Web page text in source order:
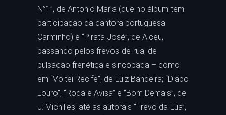
N°1”, de Antonio Maria (que no álbum tem
participação da cantora portuguesa
Carminho) e “Pirata José”, de Alceu,
passando pelos frevos-de-rua, de
pulsação frenética e sincopada – como
em “Voltei Recife”, de Luiz Bandeira; “Diabo
Louro”, “Roda e Avisa” e “Bom Demais”, de
J. Michilles; até as autorais “Frevo da Lua”,